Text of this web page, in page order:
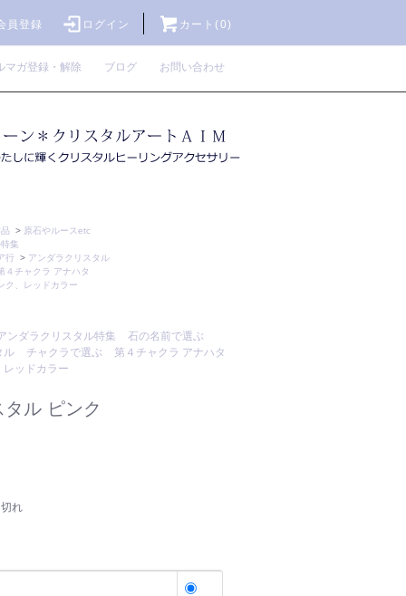
員登録 ログイン カート(0)
マガ登録・解除 ブログ お問い合わせ
> 原石やルースetc
集
行 > アンダラクリスタル
４チャクラ アナハタ
ク、レッドカラー
ンダラクリスタル特集
石の名前で選ぶ
ル
チャクラで選ぶ
第４チャクラ アナハタ
レッドカラー
ル ピンク
れ